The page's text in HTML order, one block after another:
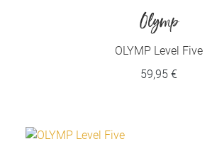
Olymp
OLYMP Level Five
59,95 €